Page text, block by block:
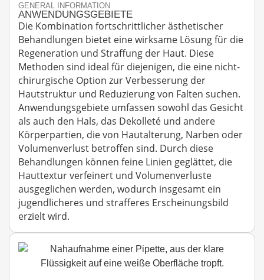
GENERAL INFORMATION
ANWENDUNGSGEBIETE
Die Kombination fortschrittlicher ästhetischer
Behandlungen bietet eine wirksame Lösung für die
Regeneration und Straffung der Haut. Diese
Methoden sind ideal für diejenigen, die eine nicht-
chirurgische Option zur Verbesserung der
Hautstruktur und Reduzierung von Falten suchen.
Anwendungsgebiete umfassen sowohl das Gesicht
als auch den Hals, das Dekolleté und andere
Körperpartien, die von Hautalterung, Narben oder
Volumenverlust betroffen sind. Durch diese
Behandlungen können feine Linien geglättet, die
Hauttextur verfeinert und Volumenverluste
ausgeglichen werden, wodurch insgesamt ein
jugendlicheres und strafferes Erscheinungsbild
erzielt wird.